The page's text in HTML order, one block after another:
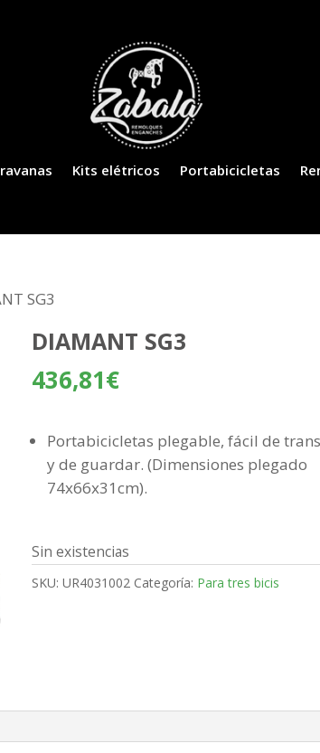
Kits elétricos Portabicicletas
SG3
DIAMANT SG3
436,81€
Portabicicletas plegable, fácil de
y de guardar. (Dimensiones plegado
74x66x31cm).
Sin existencias
SKU: UR4031002 Categoría: Para tres bicis